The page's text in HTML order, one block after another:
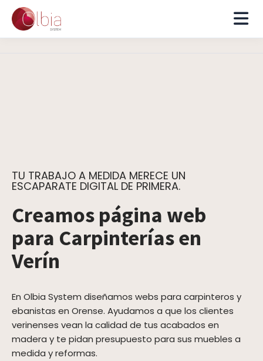
TU TRABAJO A MEDIDA MERECE UN
ESCAPARATE DIGITAL DE PRIMERA.
Creamos página web
para Carpinterías en
Verín
En Olbia System diseñamos webs para carpinteros y
ebanistas en Orense. Ayudamos a que los clientes
verinenses vean la calidad de tus acabados en
madera y te pidan presupuesto para sus muebles a
medida y reformas.